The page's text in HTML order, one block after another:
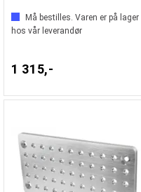
Må bestilles. Varen er på lager
hos vår leverandør
1 315,-